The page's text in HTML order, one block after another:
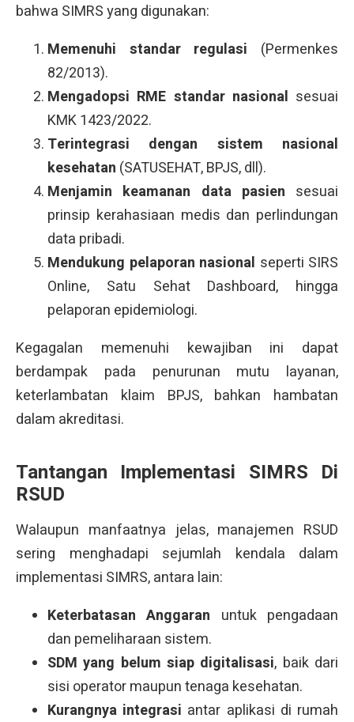
bahwa SIMRS yang digunakan:
Memenuhi standar regulasi (Permenkes
82/2013).
Mengadopsi RME standar nasional sesuai
KMK 1423/2022.
Terintegrasi dengan sistem nasional
kesehatan (SATUSEHAT, BPJS, dll).
Menjamin keamanan data pasien sesuai
prinsip kerahasiaan medis dan perlindungan
data pribadi.
Mendukung pelaporan nasional seperti SIRS
Online, Satu Sehat Dashboard, hingga
pelaporan epidemiologi.
Kegagalan memenuhi kewajiban ini dapat
berdampak pada penurunan mutu layanan,
keterlambatan klaim BPJS, bahkan hambatan
dalam akreditasi.
Tantangan Implementasi SIMRS Di
RSUD
Walaupun manfaatnya jelas, manajemen RSUD
sering menghadapi sejumlah kendala dalam
implementasi SIMRS, antara lain:
Keterbatasan Anggaran untuk pengadaan
dan pemeliharaan sistem.
SDM yang belum siap digitalisasi, baik dari
sisi operator maupun tenaga kesehatan.
Kurangnya integrasi antar aplikasi di rumah